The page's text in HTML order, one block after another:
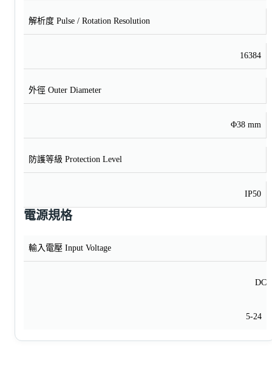
解析度 Pulse / Rotation Resolution
16384
外徑 Outer Diameter
Φ38 mm
防護等級 Protection Level
IP50
電源規格
輸入電壓 Input Voltage
DC
5-24